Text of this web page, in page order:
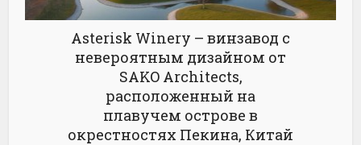
Asterisk Winery – винзавод с
невероятным дизайном от
SAKO Architects,
расположенный на
плавучем острове в
окрестностях Пекина, Китай